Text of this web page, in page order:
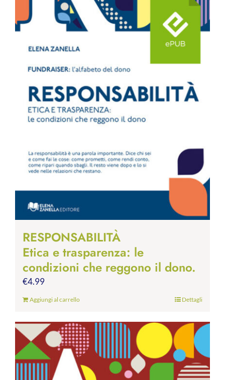
RESPONSABILITÀ
Etica e trasparenza: le
condizioni che reggono il dono.
€4.99
Aggiungi al carrello Dettagli